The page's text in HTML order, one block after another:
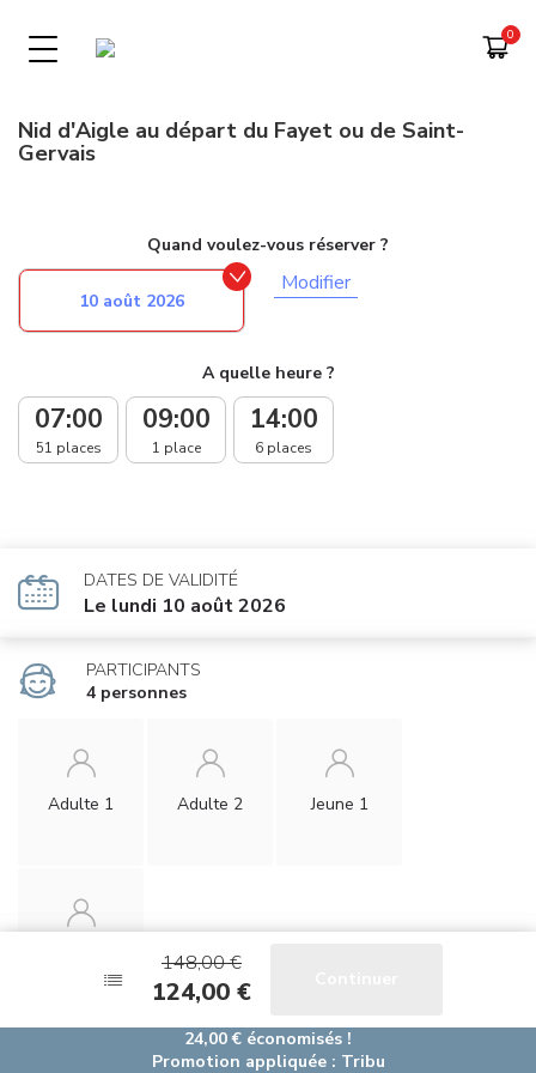
Nid d'Aigle au départ du Fayet ou de Saint-
Gervais
Quand voulez-vous réserver ?
10 août 2026
Modifier
A quelle heure ?
07:00
51 places
09:00
1 place
14:00
6 places
DATES DE VALIDITÉ
Le lundi 10 août 2026
PARTICIPANTS
4 personnes
Adulte 1 Adulte 2 Jeune 1
148,00 €
124,00 €
24,00 € économisés !
Promotion appliquée: Tribu
148,00 €
124,00 €
24,00 € économisés !
Promotion appliquée: Tribu